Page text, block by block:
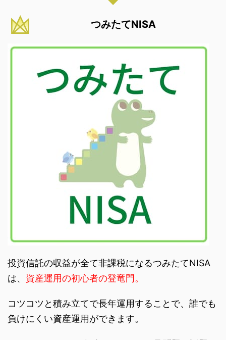
つみたてNISA
投資信託の収益が全て非課税になるつみたてNISA
は、 資産運用の初心者の登竜門。
コツコツと積み立てで長年運用することで、誰でも
負けにくい資産運用ができます。